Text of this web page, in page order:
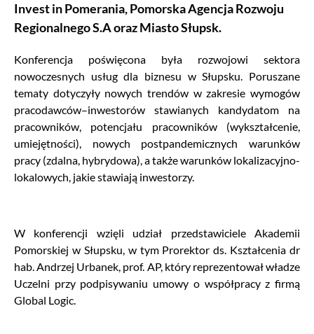
Invest in Pomerania, Pomorska Agencja Rozwoju
Regionalnego S.A oraz Miasto Słupsk.
Konferencja poświęcona była rozwojowi sektora
nowoczesnych usług dla biznesu w Słupsku. Poruszane
tematy dotyczyły nowych trendów w zakresie wymogów
pracodawców–inwestorów stawianych kandydatom na
pracowników, potencjału pracowników (wykształcenie,
umiejętności), nowych postpandemicznych warunków
pracy (zdalna, hybrydowa), a także warunków lokalizacyjno-
lokalowych, jakie stawiają inwestorzy.
W konferencji wzięli udział przedstawiciele Akademii
Pomorskiej w Słupsku, w tym Prorektor ds. Kształcenia dr
hab. Andrzej Urbanek, prof. AP, który reprezentował władze
Uczelni przy podpisywaniu umowy o współpracy z firmą
Global Logic.